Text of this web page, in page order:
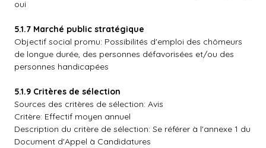
oui
5.1.7 Marché public stratégique
Objectif social promu: Possibilités d'emploi des chômeurs
de longue durée, des personnes défavorisées et/ou des
personnes handicapées
5.1.9 Critères de sélection
Sources des critères de sélection: Avis
Critère: Effectif moyen annuel
Description du critère de sélection: Se référer à l'annexe 1 du
Document d'Appel à Candidatures